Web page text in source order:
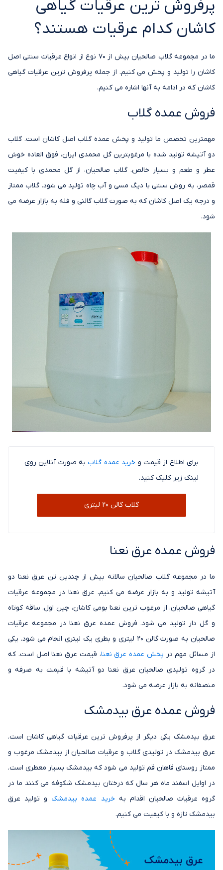
پرفروش ترین عرقیات گیاهی
کاشان کدام عرقیات هستند؟
ما در مجموعه گلاب صالحیان بیش از 70 نوع از انواع عرقیات سنتی اصل
کاشان را تولید و پخش می کنیم. از جمله پرفروش ترین عرقیات گیاهی
کاشان که در ادامه به آنها اشاره می کنیم.
فروش عمده گلاب
مهمترین تخصص ما تولید و پخش عمده گلاب اصل کاشان است. گلاب
دو آتیشه تولید شده با مرغوبترین گل محمدی ایران، فوق العاده خوش
عطر و طعم و بسیار خالص. گلاب صالحیان، از گل محمدی با کیفیت
قمصر، به روش سنتی با دیگ مسی و آب چاه تولید می شود. گلاب ممتاز
و درجه یک اصل کاشان که به صورت گلاب گالنی و فله به بازار عرضه می
شود.
برای اطلاع از قیمت و خرید عمده گلاببه صورت آنلاین روی
لینک زیر کلیک کنید.
گلاب گالن 20 لیتری
فروش عمده عرق نعنا
ما در مجموعه گلاب صالحیان سالانه بیش از چندین تن عرق نعنا دو
آتیشه تولید و به بازار عرضه می کنیم. عرق نعنا در مجموعه عرقیات
گیاهی صالحیان، از مرغوب ترین نعنا بومی کاشان، چین اول، ساقه کوتاه
و گل دار تولید می شود. فروش عمده عرق نعنا در مجموعه عرقیات
صالحیان به صورت گالن 20 لیتری و بطری یک لیتری انجام می شود. یکی
از مسائل مهم در پخش عمده عرق نعنا، قیمت عرق نعنا اصل است. که
در گروه تولیدی صالحیان عرق نعنا دو آتیشه با قیمت به صرفه و
منصفانه به بازار عرضه می شود.
فروش عمده عرق بیدمشک
عرق بیدمشک یکی دیگر از پرفروش ترین عرقیات گیاهی کاشان است.
عرق بیدمشک در تولیدی گلاب و عرقیات صالحیان از بیدمشک مرغوب و
ممتاز روستای قاهان قم تولید می شود که بیدمشک بسیار معطری است.
در اوایل اسفند ماه هر سال که درختان بیدمشک شکوفه می کنند ما در
گروه عرقیات صالحیان اقدام به خرید عمده بیدمشک و تولید عرق
بیدمشک تازه و با کیفیت می کنیم.